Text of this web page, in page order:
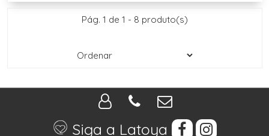
Pág. 1 de 1 - 8 produto(s)
Siga a Latoya